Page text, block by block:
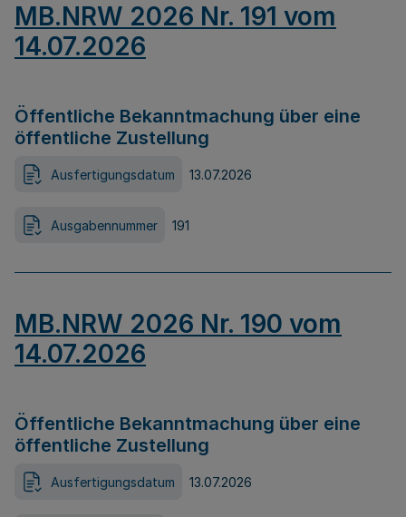
MB.NRW 2026 Nr. 191 vom
14.07.2026
Öffentliche Bekanntmachung über eine
öffentliche Zustellung
Ausfertigungsdatum 13.07.2026
Ausgabennummer 191
MB.NRW 2026 Nr. 190 vom
14.07.2026
Öffentliche Bekanntmachung über eine
öffentliche Zustellung
Ausfertigungsdatum 13.07.2026